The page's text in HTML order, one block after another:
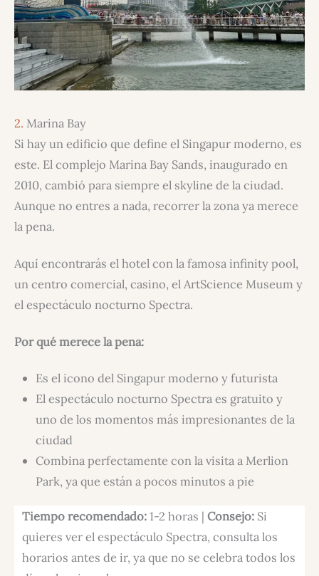
2. Marina Bay
Si hay un edificio que define el Singapur moderno, es
este. El complejo Marina Bay Sands, inaugurado en
2010, cambió para siempre el skyline de la ciudad.
Aunque no entres a nada, recorrer la zona ya merece
la pena.
Aquí encontrarás el hotel con la famosa infinity pool,
un centro comercial, casino, el ArtScience Museum y
el espectáculo nocturno Spectra.
Por qué merece la pena:
Es el icono del Singapur moderno y futurista
El espectáculo nocturno Spectra es gratuito y
uno de los momentos más impresionantes de la
ciudad
Combina perfectamente con la visita a Merlion
Park, ya que están a pocos minutos a pie
Tiempo recomendado:1-2 horas | Consejo:Si
quieres ver el espectáculo Spectra, consulta los
horarios antes de ir, ya que no se celebra todos los